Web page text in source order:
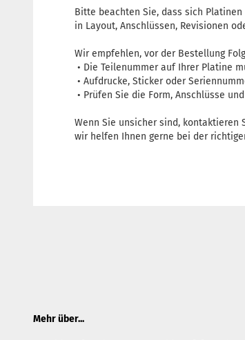
Bitte beachten Sie, dass sich
in Layout, Anschlüssen, Revisionen
Wir empfehlen, vor der Bestellung
• Die Teilenummer auf Ihrer Platine
• Aufdrucke, Sticker oder
• Prüfen Sie die Form, Anschlüsse
Wenn Sie unsicher sind, kontaktieren
wir helfen Ihnen gerne bei der
Mehr über...